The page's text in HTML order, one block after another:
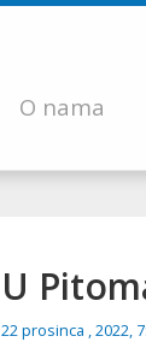
O nama
U
22 prosinca , 2022,